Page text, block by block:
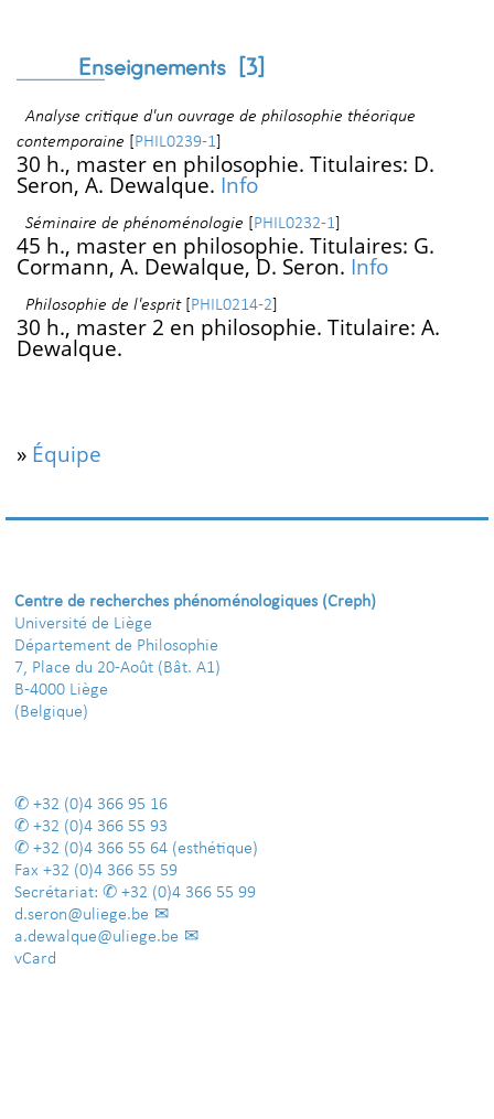
Enseignements [3]
Analyse critique d'un ouvrage de philosophie théorique
contemporaine
PHIL0239-1
30 h., master en philosophie. Titulaires: D.
Seron, A. Dewalque. Info
Séminaire de phénoménologie PHIL0232-1
45 h., master en philosophie. Titulaires: G.
Cormann, A. Dewalque, D. Seron. Info
Philosophie de l'esprit[ PHIL0214-2
30 h., master 2 en philosophie. Titulaire: A.
Dewalque.
» Équipe
Centre de recherches phénoménologiques (Creph)
Université de Liège
Département de Philosophie
7, Place du 20-Août (Bât. A1)
B-4000 Liège
(Belgique)
+32 (0)4 366 95 16
+32 (0)4 366 55 93
+32 (0)4 366 55 64 (esthétique)
Fax +32 (0)4 366 55 59
Secrétariat:
+32 (0)4 366 55 99
d.seron@uliege.be
a.dewalque@uliege.be
vCard